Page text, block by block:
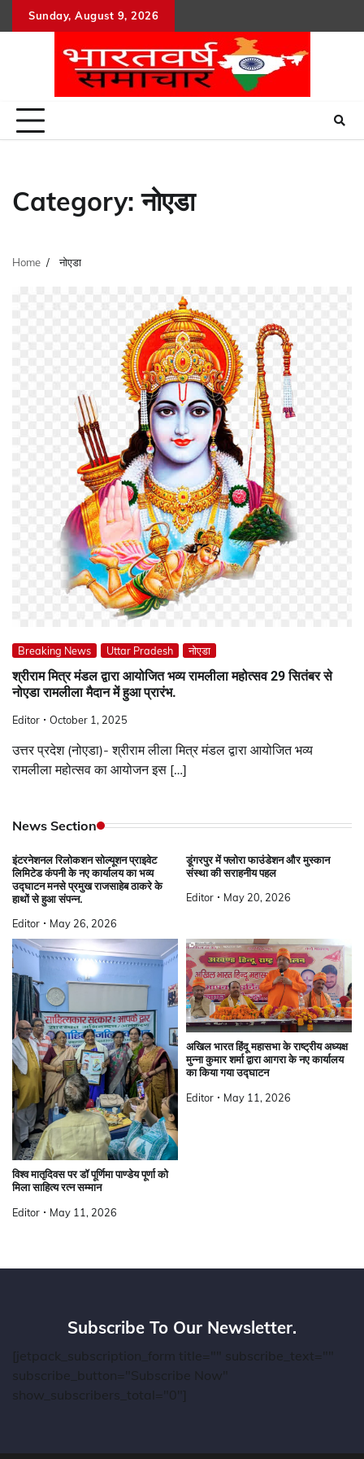
to
Sunday, August 9, 2026
Category:नोएडा
Home नोएडा
Breaking News Uttar Pradesh नोएडा
श्रीराम मित्र मंडल द्वारा आयोजित भव्य रामलीला महोत्सव 29 सितंबर से
नोएडा रामलीला मैदान में हुआ प्रारंभ.
Editor October 1, 2025
उत्तर प्रदेश (नोएडा)- श्रीराम लीला मित्र मंडल द्वारा आयोजित भव्य
रामलीला महोत्सव का आयोजन इस […]
News Section
इंटरनेशनल रिलोकशन सोल्यूशन प्राइवेट
लिमिटेड कंपनी के नए कार्यालय का भव्य
उद्घाटन मनसे प्रमुख राजसाहेब ठाकरे के
हाथों से हुआ संपन्न.
Editor May 26, 2026
डूंगरपुर में फ्लोरा फाउंडेशन और मुस्कान
संस्था की सराहनीय पहल
Editor May 20, 2026
विश्व मातृदिवस पर डॉ पूर्णिमा पाण्डेय पूर्णा को
मिला साहित्य रत्न सम्मान
Editor May 11, 2026
अखिल भारत हिंदू महासभा के राष्ट्रीय अध्यक्ष
मुन्ना कुमार शर्मा द्वारा आगरा के नए कार्यालय
का किया गया उद्घाटन
Editor May 11, 2026
Subscribe To Our Newsletter.
[jetpack_subscription_form title="" subscribe_text=""
subscribe_button="Subscribe Now"
show_subscribers_total="0"]